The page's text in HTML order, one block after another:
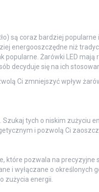
są coraz bardziej
energooszczędne niż
Żarówki LED mają
decyduje się na ich
Ci zmniejszyć wpływ
tych o niskim zużyciu
i pozwolą Ci
które pozwala na precyzyjne
i wyłączane o określonych
zużycia energii.